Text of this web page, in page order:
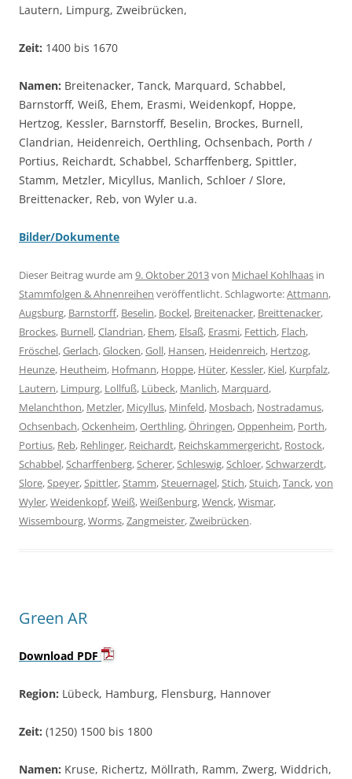
Lautern, Limpurg, Zweibrücken,
Zeit: 1400 bis 1670
Namen: Breitenacker, Tanck, Marquard, Schabbel,
Barnstorff, Weiß, Ehem, Erasmi, Weidenkopf, Hoppe,
Hertzog, Kessler, Barnstorff, Beselin, Brockes, Burnell,
Clandrian, Heidenreich, Oerthling, Ochsenbach, Porth /
Portius, Reichardt, Schabbel, Scharffenberg, Spittler,
Stamm, Metzler, Micyllus, Manlich, Schloer / Slore,
Breittenacker, Reb, von Wyler u.a.
Bilder/Dokumente
Dieser Beitrag wurde am 9. Oktober 2013von Michael Kohlhaas in
Stammfolgen & Ahnenreihen veröffentlicht. Schlagworte:Attmann,
Augsburg, Barnstorff, Beselin, Bockel, Breitenacker, Breittenacker,
Brockes, Burnell,Clandrian, Ehem, Elsaß, Erasmi, Fettich, Flach,
Fröschel,Gerlach,Glocken,Goll, Hansen, Heidenreich, Hertzog,
Heunze, Heutheim, Hofmann, Hoppe, Hüter, Kessler, Kiel, Kurpfalz,
Lautern, Limpurg, Lollfuß, Lübeck, Manlich, Marquard,
Melanchthon, Metzler, Micyllus, Minfeld, Mosbach, Nostradamus,
Ochsenbach,Ockenheim,Oerthling,Öhringen,Oppenheim, Porth,
Portius, Reb, Rehlinger, Reichardt, Reichskammergericht, Rostock,
Schabbel,Scharffenberg,Scherer,Schleswig,Schloer,Schwarzerdt,
Slore,Speyer,Spittler,Stamm,Steuernagel,Stich,Stuich,Tanck,von
Wyler,Weidenkopf,Weiß,Weißenburg,Wenck,Wismar,
Wissembourg,Worms,Zangmeister,Zweibrücken.
Green AR
Download PDF
Region: Lübeck, Hamburg, Flensburg, Hannover
Zeit: (1250) 1500 bis 1800
Namen: Kruse, Richertz, Möllrath, Ramm, Zwerg, Widdrich,